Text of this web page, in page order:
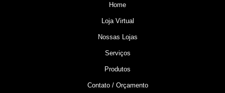
Home
Loja Virtual
Nossas Lojas
Serviços
Produtos
Contato / Orçamento